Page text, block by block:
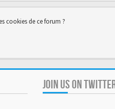
cookies de ce forum ?
JOIN US ON